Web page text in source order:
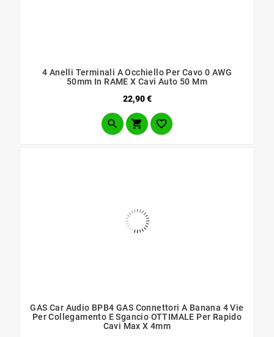
4 Anelli Terminali A Occhiello Per Cavo 0 AWG
50mm In RAME X Cavi Auto 50 Mm
22,90 €Prezzo
  
GAS Car Audio BPB4 GAS Connettori A Banana 4 Vie
Per Collegamento E Sgancio OTTIMALE Per Rapido
Cavi Max X 4mm